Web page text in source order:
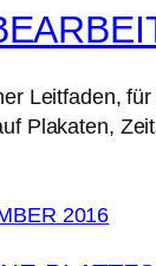
Leitfaden,
Plakaten,
2016